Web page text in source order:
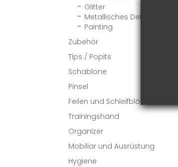
Glitter
Metallisches Dekor
Painting
Zubehör
Tips / Popits
Schablone
Pinsel
Feilen und Schleifblöcke
Trainingshand
Organizer
Mobiliar und Ausrüstung
Hygiene